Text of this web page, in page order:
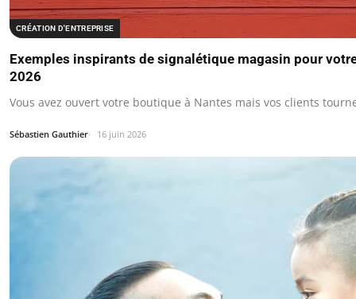
CRÉATION D'ENTREPRISE
Exemples inspirants de signalétique magasin pour
2026
Vous avez ouvert votre boutique à Nantes mais vos clients
Sébastien Gauthier 16 juin 2026